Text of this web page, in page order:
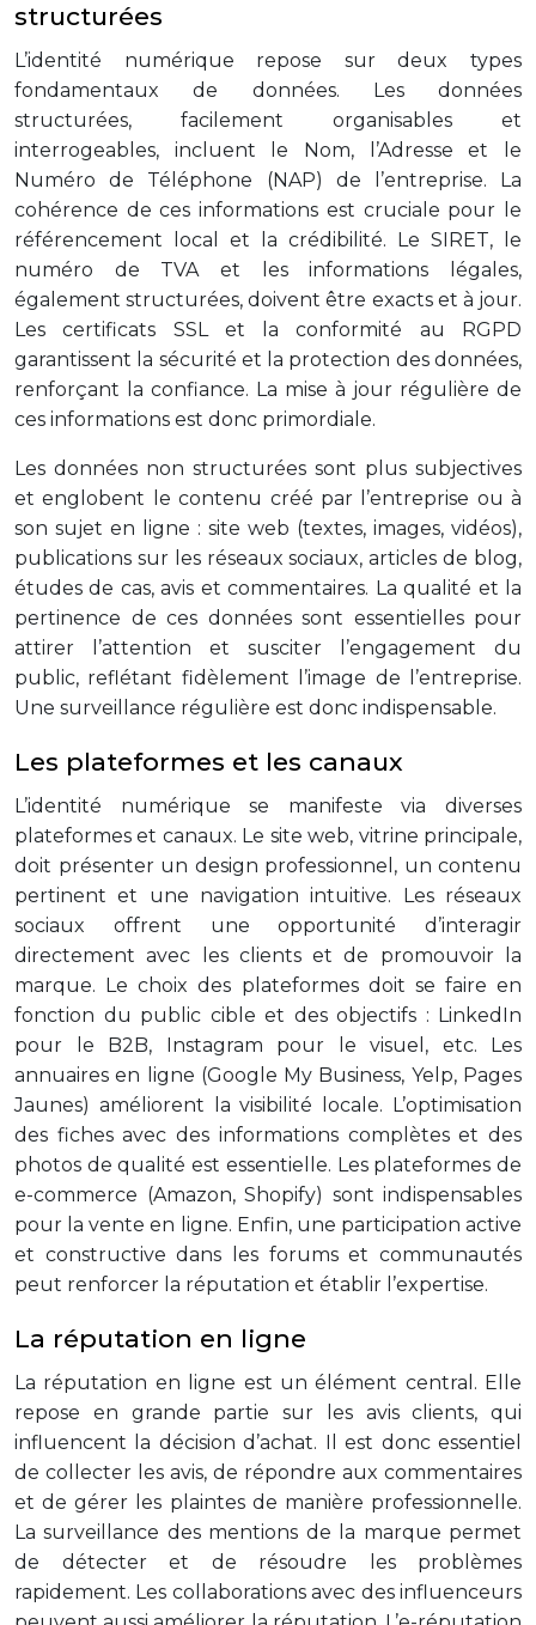
structurées
L’identité numérique repose sur deux types
fondamentaux de données. Les données
structurées, facilement organisables et
interrogeables, incluent le Nom, l’Adresse et le
Numéro de Téléphone (NAP) de l’entreprise. La
cohérence de ces informations est cruciale pour le
référencement local et la crédibilité. Le SIRET, le
numéro de TVA et les informations légales,
également structurées, doivent être exacts et à jour.
Les certificats SSL et la conformité au RGPD
garantissent la sécurité et la protection des données,
renforçant la confiance. La mise à jour régulière de
ces informations est donc primordiale.
Les données non structurées sont plus subjectives
et englobent le contenu créé par l’entreprise ou à
son sujet en ligne : site web (textes, images, vidéos),
publications sur les réseaux sociaux, articles de blog,
études de cas, avis et commentaires. La qualité et la
pertinence de ces données sont essentielles pour
attirer l’attention et susciter l’engagement du
public, reflétant fidèlement l’image de l’entreprise.
Une surveillance régulière est donc indispensable.
Les plateformes et les canaux
L’identité numérique se manifeste via diverses
plateformes et canaux. Le site web, vitrine principale,
doit présenter un design professionnel, un contenu
pertinent et une navigation intuitive. Les réseaux
sociaux offrent une opportunité d’interagir
directement avec les clients et de promouvoir la
marque. Le choix des plateformes doit se faire en
fonction du public cible et des objectifs : LinkedIn
pour le B2B, Instagram pour le visuel, etc. Les
annuaires en ligne (Google My Business, Yelp, Pages
Jaunes) améliorent la visibilité locale. L’optimisation
des fiches avec des informations complètes et des
photos de qualité est essentielle. Les plateformes de
e-commerce (Amazon, Shopify) sont indispensables
pour la vente en ligne. Enfin, une participation active
et constructive dans les forums et communautés
peut renforcer la réputation et établir l’expertise.
La réputation en ligne
La réputation en ligne est un élément central. Elle
repose en grande partie sur les avis clients, qui
influencent la décision d’achat. Il est donc essentiel
de collecter les avis, de répondre aux commentaires
et de gérer les plaintes de manière professionnelle.
La surveillance des mentions de la marque permet
de détecter et de résoudre les problèmes
rapidement. Les collaborations avec des influenceurs